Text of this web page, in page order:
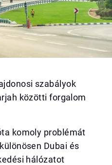
szabályok
közötti forgalom
komoly problémát
Dubai és
hálózatot